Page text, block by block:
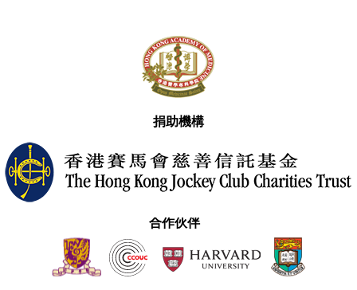
捐助機構
合作伙伴